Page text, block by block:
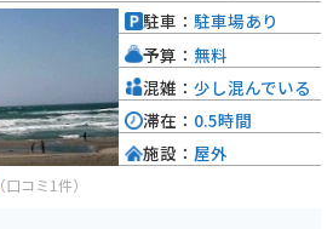
足を運んでみてください。
（口コミ1件）
駐車： 駐車場あり
予算： 無料
混雑： 少し混んでいる
滞在： 0.5時間
施設： 屋外